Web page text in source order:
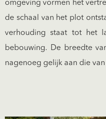
omgeving vormen het
de schaal van het plot
verhouding staat tot het
bebouwing. De breedte
nagenoeg gelijk aan die